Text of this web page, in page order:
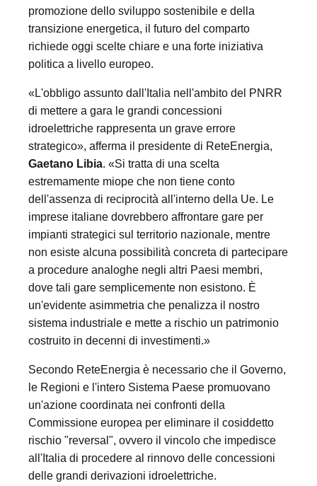
promozione dello sviluppo sostenibile e della
transizione energetica, il futuro del comparto
richiede oggi scelte chiare e una forte iniziativa
politica a livello europeo.
«L'obbligo assunto dall'Italia nell'ambito del PNRR
di mettere a gara le grandi concessioni
idroelettriche rappresenta un grave errore
strategico», afferma il presidente di ReteEnergia,
Gaetano Libia. «Si tratta di una scelta
estremamente miope che non tiene conto
dell'assenza di reciprocità all'interno della Ue. Le
imprese italiane dovrebbero affrontare gare per
impianti strategici sul territorio nazionale, mentre
non esiste alcuna possibilità concreta di partecipare
a procedure analoghe negli altri Paesi membri,
dove tali gare semplicemente non esistono. È
un'evidente asimmetria che penalizza il nostro
sistema industriale e mette a rischio un patrimonio
costruito in decenni di investimenti.»
Secondo ReteEnergia è necessario che il Governo,
le Regioni e l'intero Sistema Paese promuovano
un'azione coordinata nei confronti della
Commissione europea per eliminare il cosiddetto
rischio "reversal", ovvero il vincolo che impedisce
all'Italia di procedere al rinnovo delle concessioni
delle grandi derivazioni idroelettriche.